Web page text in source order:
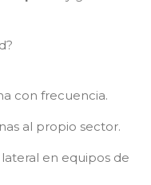
con frecuencia.
al propio sector.
en equipos de